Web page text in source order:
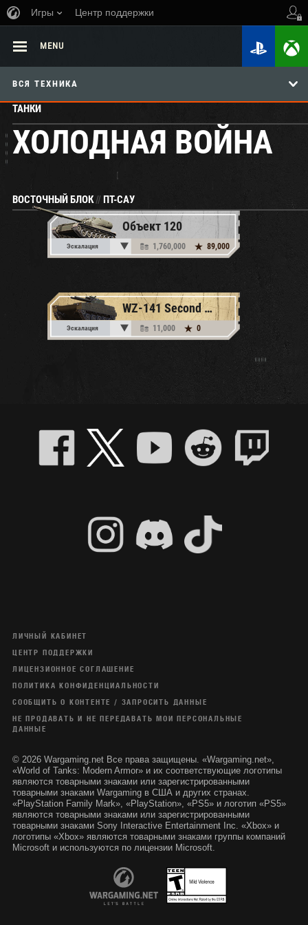
Игры Центр поддержки
MENU
ВСЯ ТЕХНИКА
ТАНКИ
ХОЛОДНАЯ ВОЙНА
ВОСТОЧНЫЙ БЛОК//ПТ-САУ
Объект 120
Эскалация 1,760,000 89,000
WZ-141 Second Prototype
Эскалация 11,000 0
ЛИЧНЫЙ КАБИНЕТ
ЦЕНТР ПОДДЕРЖКИ
ЛИЦЕНЗИОННОЕ СОГЛАШЕНИЕ
ПОЛИТИКА КОНФИДЕНЦИАЛЬНОСТИ
СООБЩИТЬ О КОНТЕНТЕ / ЗАПРОСИТЬ ДАННЫЕ
НЕ ПРОДАВАТЬ И НЕ ПЕРЕДАВАТЬ МОИ ПЕРСОНАЛЬНЫЕ
ДАННЫЕ
© 2026 Wargaming.net Все права защищены. «Wargaming.net»,
«World of Tanks: Modern Armor» и их соответствующие логотипы
являются товарными знаками или зарегистрированными
товарными знаками Wargaming в США и других странах.
«PlayStation Family Mark», «PlayStation», «PS5» и логотип «PS5»
являются товарными знаками или зарегистрированными
товарными знаками Sony Interactive Entertainment Inc. «Xbox» и
логотипы «Xbox» являются товарными знаками группы компаний
Microsoft и используются по лицензии Microsoft.